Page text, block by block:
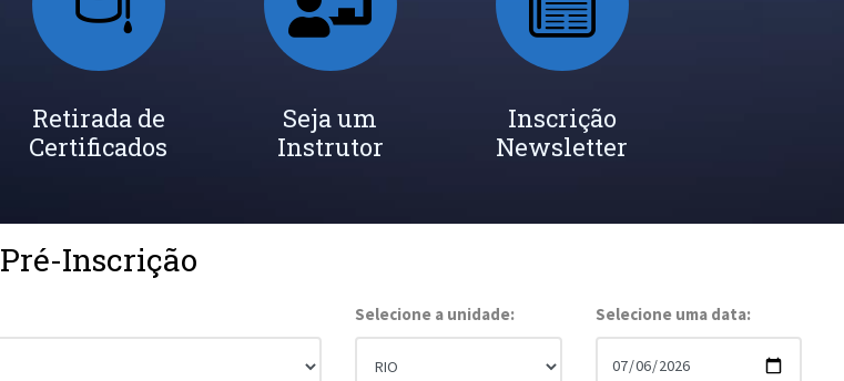
Retirada de
Certificados
Seja um
Instrutor
Inscrição
Newsletter
Pré-Inscrição
Selecione a unidade: Selecione uma data: